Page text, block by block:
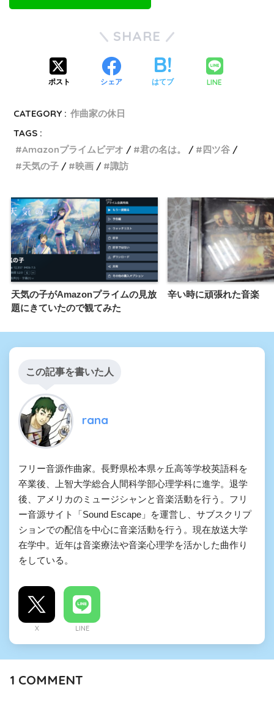
SHARE
ポスト シェア はてブ LINE
CATEGORY : 作曲家の休日
TAGS :
Amazonプライムビデオ
君の名は。
四ツ谷
天気の子
映画 諏訪
天気の子がAmazonプライムの見放
題にきていたので観てみた
辛い時に頑張れた音楽
この記事を書いた人
rana
フリー音源作曲家。長野県松本県ヶ丘高等学校英語科を
卒業後、上智大学総合人間科学部心理学科に進学。退学
後、アメリカのミュージシャンと音楽活動を行う。フリ
ー音源サイト「Sound Escape」を運営し、サブスクリプ
ションでの配信を中心に音楽活動を行う。現在放送大学
在学中。近年は音楽療法や音楽心理学を活かした曲作り
をしている。
X LINE
1 COMMENT